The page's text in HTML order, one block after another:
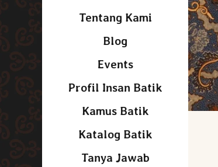
Tentang Kami
Blog
Events
Profil Insan Batik
Kamus Batik
Katalog Batik
Tanya Jawab